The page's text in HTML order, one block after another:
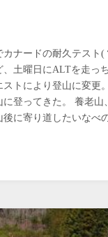
カナードの耐久テスト
土曜日にALTを走っ
ストにより登山に変更
登ってきた。 養老山
後に寄り道したいなべ